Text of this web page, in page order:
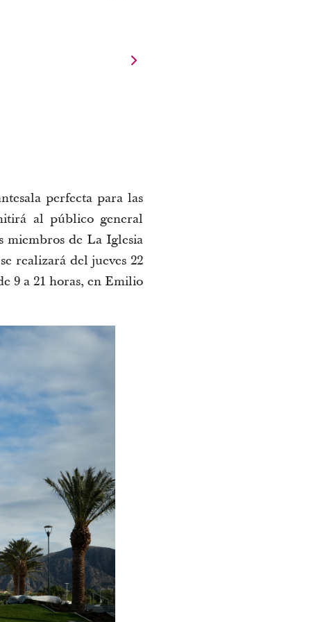
al público general
miembros de La Iglesia
realizará del jueves 22